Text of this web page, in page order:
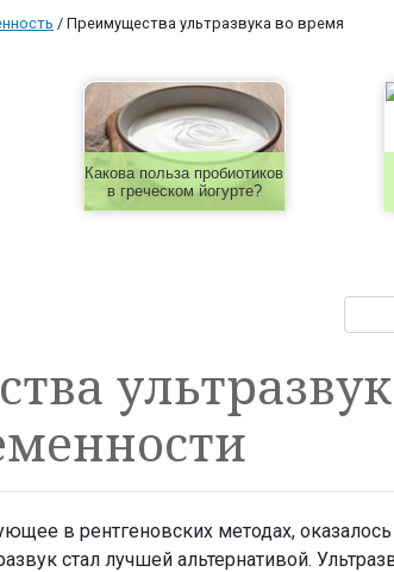
/ Преимущества ультразвука во время
Какова польза пробиотиков
в греческом йогурте?
в рентгеновских методах,
стал лучшей альтернативой.